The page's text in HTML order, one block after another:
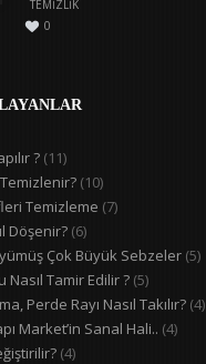
TEMIZLIK
0
? (11)
(10)
Temizleme (7)
Döşenir? (6)
Çok Büyük Sebzeler (5)
Nasıl Tamir Edilir ? (5)
Perde Rayı Nasıl Takılır? (4)
Market’in Sanal Hali.. (4)
(4)